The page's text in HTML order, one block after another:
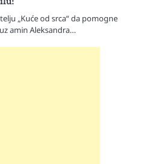
„Kuće od srca“ da pomogne
amin Aleksandra…